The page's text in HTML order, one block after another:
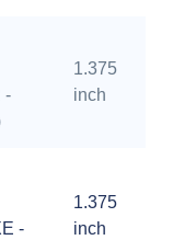
-
1.375
inch
-
1.375
inch